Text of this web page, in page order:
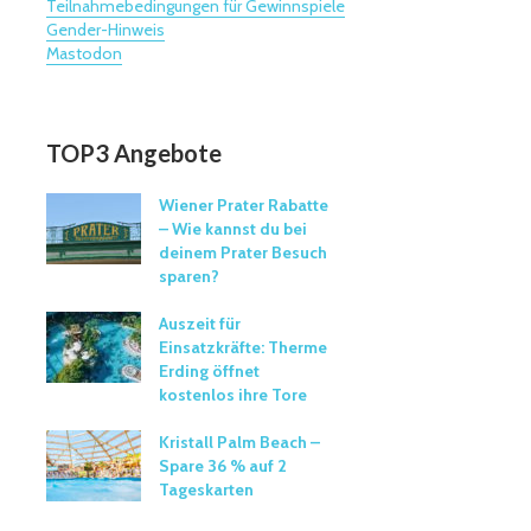
Teilnahmebedingungen für Gewinnspiele
Gender-Hinweis
Mastodon
TOP3 Angebote
Wiener Prater Rabatte
– Wie kannst du bei
deinem Prater Besuch
sparen?
Auszeit für
Einsatzkräfte: Therme
Erding öffnet
kostenlos ihre Tore
Kristall Palm Beach –
Spare 36 % auf 2
Tageskarten